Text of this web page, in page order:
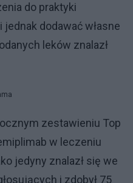
do praktyki
dodawać własne
leków znalazł
zestawieniu Top
w leczeniu
jedyny znalazł się we
i zdobył 75